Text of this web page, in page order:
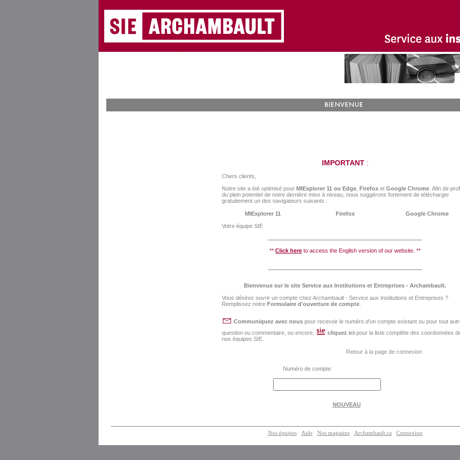
IMPORTANT:
Chers clients,
Notre site a été optimisé pour MIExplorer 11 ou Edge Firefox et Google Chrome . Afin de
du plein potentiel de notre dernière mise à niveau, nous suggérons fortement de télécharger
gratuitement un des navigateurs suivants :
MIExplorer 11 Firefox
Google Chrome
Votre équipe SIE
** Click here to access the English version of our website. **
Bienvenue sur le site Service aux Institutions et Entreprises - Archambault.
Vous désirez ouvrir un compte chez Archambault - Service aux Institutions et Entreprises ?
Remplissez notre Formulaire d'ouverture de compte
Communiquez avec nous pour recevoir le numéro d'un compte existant ou pour tout
question ou commentaire, ou encore,
cliquez ici pour la liste complète des coordonnées
nos équipes SIE.
Retour à la page de connexion
Numéro de compte:
Nos équipes Aide Nos magasins Archambault.ca Connexion